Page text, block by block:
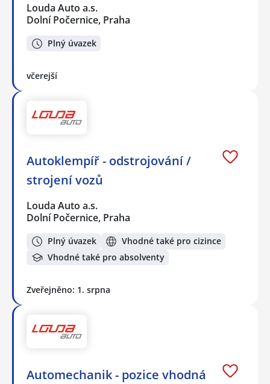
Louda Auto a.s.
Dolní Počernice, Praha
Plný úvazek
včerejší
Autoklempíř - odstrojování /
strojení vozů
Louda Auto a.s.
Dolní Počernice, Praha
Plný úvazek
Vhodné také pro cizince
Vhodné také pro absolventy
Zveřejněno: 1. srpna
Automechanik - pozice vhodná